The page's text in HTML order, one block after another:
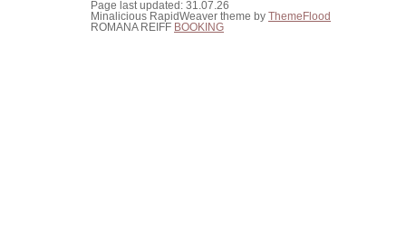
Page last updated: 31.07.26
Minalicious RapidWeaver theme by
ThemeFlood
ROMANA REIFF BOOKING